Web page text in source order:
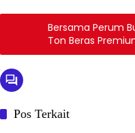
Bersama Perum
Ton Beras
Pos Terkait